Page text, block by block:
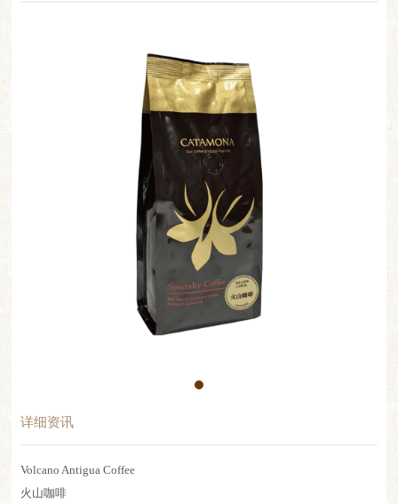
详细资讯
Volcano Antigua Coffee
火山咖啡